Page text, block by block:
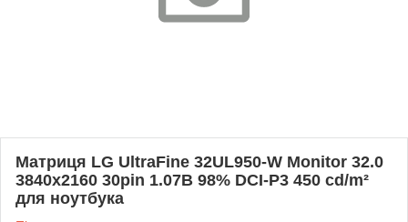
Матриця LG UltraFine 32UL950-W Monitor 32.0
3840x2160 30pin 1.07B 98% DCI-P3 450 cd/m²
для ноутбука